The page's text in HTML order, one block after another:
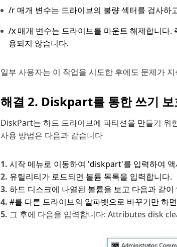
/r 매개 변수는 드라이브의 불량 섹터를 검사하
/x 매개 변수는 드라이브를 마운트 해제합니다
용되지 않습니다.
일부 사용자는 이 작업을 시도한 후에도 문제가
해결 2. Diskpart를 통한 쓰기 보
DiskPart는 하드 드라이브에 파티션을 만들기 위
사용 방법은 다음과 같습니다
시작 메뉴로 이동하여 'diskpart'를 입력하여
유틸리티가 로드되면 볼륨 목록을 입력합니다.
하드 디스크에 나열된 볼륨을 보고 다음과 같
#를 다른 드라이브의 알파벳으로 바꾸기만 하
그 후에 다음을 입력합니다: Attributes disk